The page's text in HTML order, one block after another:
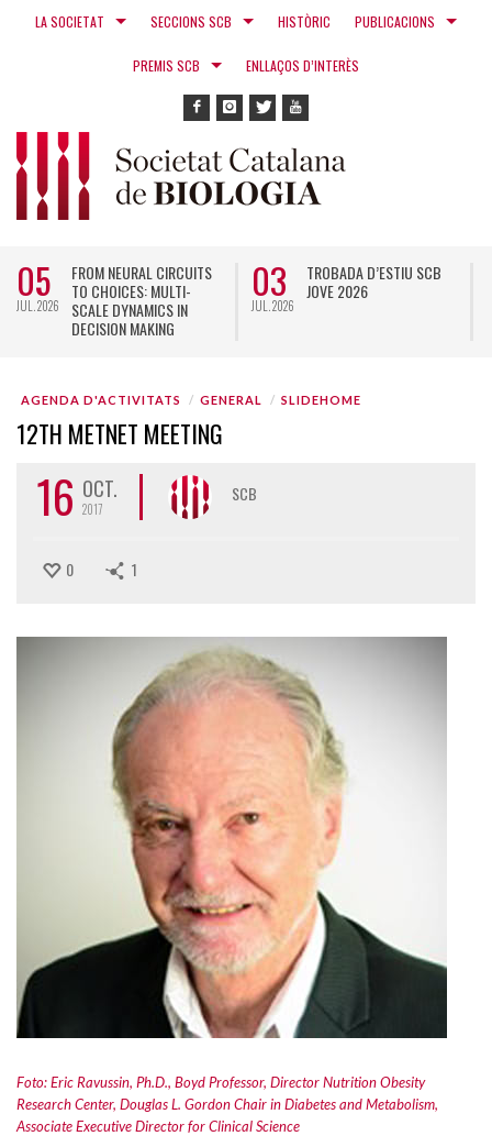
LA SOCIETAT SECCIONS SCB HISTÒRIC PUBLICACIONS
PREMIS SCB ENLLAÇOS D’INTERÈS
05
JUL. 2026
FROM NEURAL CIRCUITS
TO CHOICES: MULTI-
SCALE DYNAMICS IN
DECISION MAKING
03
JUL. 2026
TROBADA D’ESTIU SCB
JOVE 2026
AGENDA D'ACTIVITATS GENERAL SLIDEHOME
12TH METNET MEETING
16 OCT.
2017
SCB
0 1
Foto: Eric Ravussin, Ph.D., Boyd Professor, Director Nutrition Obesity
Research Center, Douglas L. Gordon Chair in Diabetes and Metabolism,
Associate Executive Director for Clinical Science